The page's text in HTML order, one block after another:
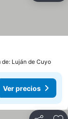
de: Luján de Cuyo
Ver precios